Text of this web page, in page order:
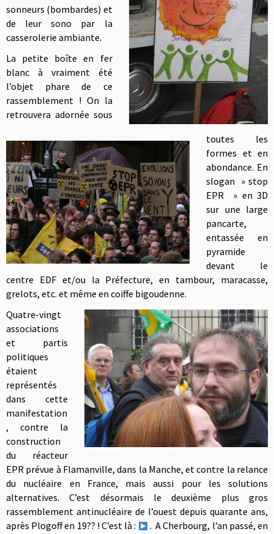
sonneurs (bombardes) et
de leur sono par la
casserolerie ambiante.
La petite boîte en fer
blanc à vraiment été
l’objet phare de ce
rassemblement ! On la
retrouvera adornée sous
toutes les
formes et en
abondance. En
slogan » stop
EPR » en 3D
sur une large
pancarte,
entassée en
pyramide
devant le
centre EDF et/ou la Préfecture, en tambour, maracasse,
grelots, etc. et même en coiffe bigoudenne.
Quatre-vingt
associations
et partis
politiques
étaient
représentés
dans cette
manifestation
, contre la
construction
du réacteur
EPR prévue à Flamanville, dans la Manche, et contre la relance
du nucléaire en France, mais aussi pour les solutions
alternatives.
C’est désormais le deuxième plus gros
rassemblement antinucléaire de l’ouest depuis quarante ans,
après Plogoff en 19?? ! C’est là :
. A Cherbourg, l’an passé, en